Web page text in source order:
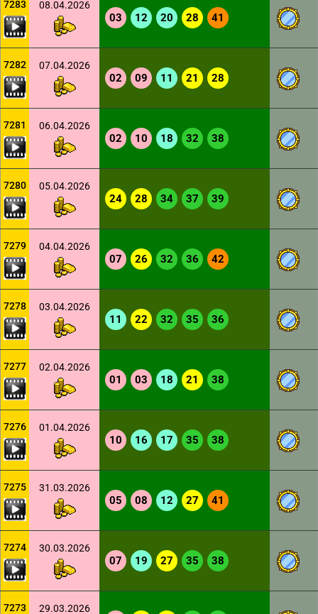
7283 08.04.2026
03 12 20 28 41
7282 07.04.2026
02 09 11 21 28
7281 06.04.2026
02 10 18 32 38
7280 05.04.2026
24 28 34 37 39
7279 04.04.2026
07 26 32 36 42
7278 03.04.2026
11 22 32 35 36
7277 02.04.2026
01 03 18 21 38
7276 01.04.2026
10 16 17 35 38
7275 31.03.2026
05 08 12 27 41
7274 30.03.2026
07 19 27 35 38
7273 29.03.2026